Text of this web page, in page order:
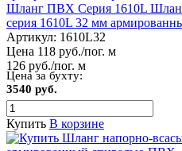
Шланг ПВХ Серия 1610L
серия 1610L 32 мм
Артикул: 1610L32
Цена 118 руб./пог. м
126 руб./пог. м
Цена за бухту:
3540 руб.
Купить В корзине